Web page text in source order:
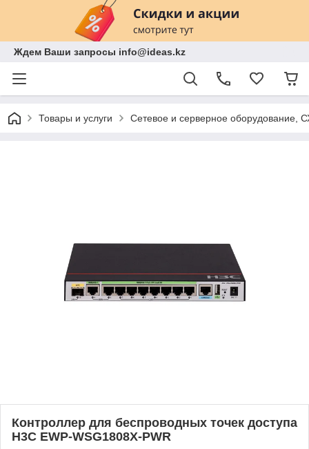
Ждем Ваши запросы info@ideas.kz
Товары и услуги Сетевое и серверное оборудование,
Контроллер для беспроводных точек доступа
H3C EWP-WSG1808X-PWR